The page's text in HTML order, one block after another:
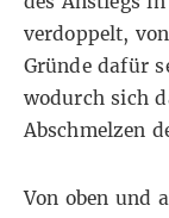
verdoppelt,
Gründe dafür
wodurch sich
Abschmelzen
Von oben und